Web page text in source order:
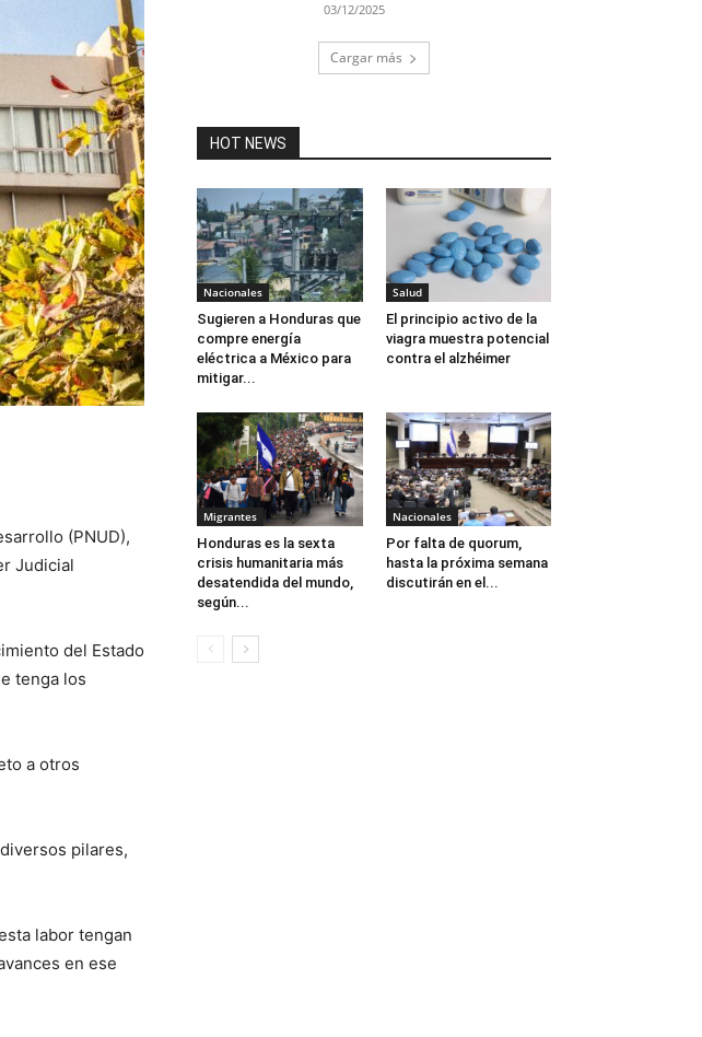
(PNUD),
Judicial
del Estado
tenga los
a otros
pilares,
labor tengan
en ese
03/12/2025
Cargar más
HOT NEWS
Nacionales
Sugieren a Honduras que
compre energía
eléctrica a México para
mitigar...
Salud
El principio activo de la
viagra muestra potencial
contra el alzhéimer
Migrantes
Honduras es la sexta
crisis humanitaria más
desatendida del mundo,
según...
Nacionales
Por falta de quorum,
hasta la próxima semana
discutirán en el...